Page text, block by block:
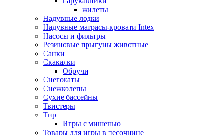
жилеты
Надувные лодки
Надувные матрасы-кровати Intex
Насосы и фильтры
Резиновые прыгуны животные
Санки
Скакалки
Обручи
Снегокаты
Снежколепы
Сухие бассейны
Твистеры
Тир
Игры с мишенью
Товары для игры в песочнице